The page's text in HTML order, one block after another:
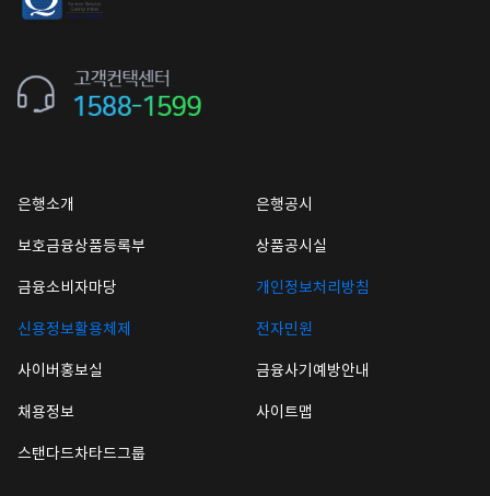
은행소개 은행공시
보호금융상품등록부 상품공시실
금융소비자마당 개인정보처리방침
신용정보활용체제 전자민원
사이버홍보실 금융사기예방안내
채용정보 사이트맵
스탠다드차타드그룹